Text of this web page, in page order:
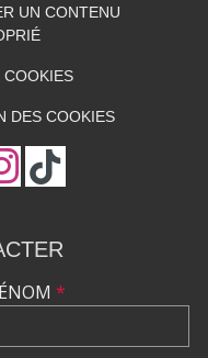
UN CONTENU
DES COOKIES
*